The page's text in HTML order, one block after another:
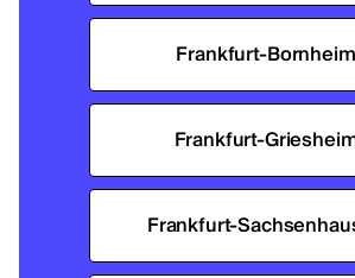
Frankfurt-Bornheim
Frankfurt-
Frankfurt-